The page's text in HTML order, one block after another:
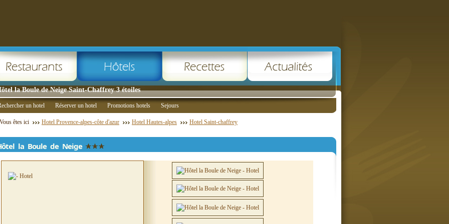
la Boule de Neige Saint-Chaffrey 3 étoiles
un hotel Réserver un hotel Promotions hotels Sejours
Vous êtes ici Hotel Provence-alpes-côte d'azur Hotel Hautes-alpes Hotel Saint-chaffrey
la Boule de Neige